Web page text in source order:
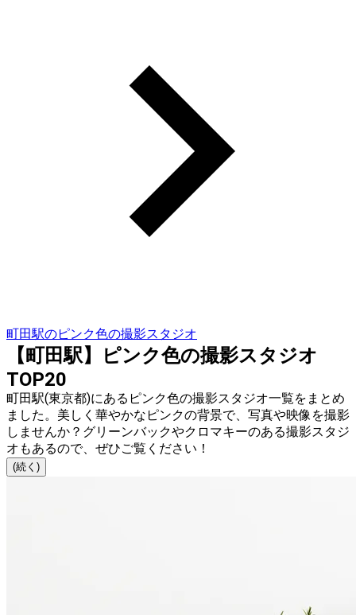
町田駅のピンク色の撮影スタジオ
【町田駅】ピンク色の撮影スタジオ
TOP20
町田駅(東京都)にあるピンク色の撮影スタジオ一覧をまとめ
ました。美しく華やかなピンクの背景で、写真や映像を撮影
しませんか？グリーンバックやクロマキーのある撮影スタジ
オもあるので、ぜひご覧ください！
(続く)